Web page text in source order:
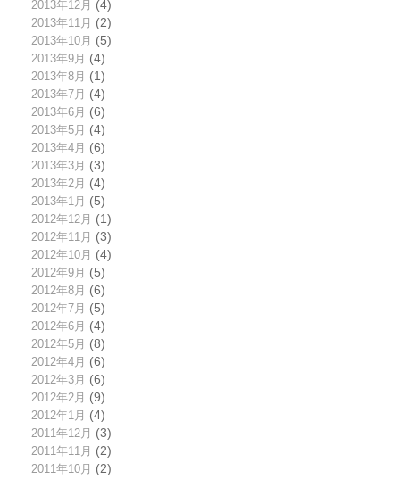
2013年12月 (4)
2013年11月 (2)
2013年10月 (5)
2013年9月 (4)
2013年8月 (1)
2013年7月 (4)
2013年6月 (6)
2013年5月 (4)
2013年4月 (6)
2013年3月 (3)
2013年2月 (4)
2013年1月 (5)
2012年12月 (1)
2012年11月 (3)
2012年10月 (4)
2012年9月 (5)
2012年8月 (6)
2012年7月 (5)
2012年6月 (4)
2012年5月 (8)
2012年4月 (6)
2012年3月 (6)
2012年2月 (9)
2012年1月 (4)
2011年12月 (3)
2011年11月 (2)
2011年10月 (2)